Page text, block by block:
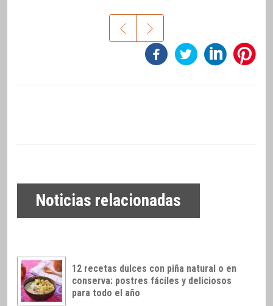
Noticias relacionadas
12 recetas dulces con piña natural o en
conserva: postres fáciles y deliciosos
para todo el año